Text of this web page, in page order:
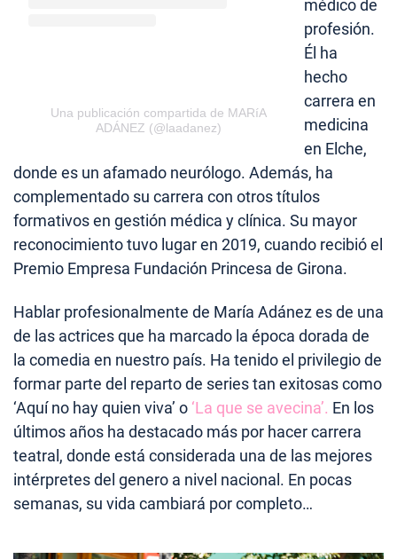
Una publicación compartida de MARíA
ADÁNEZ (@laadanez)
médico de
profesión.
Él ha
hecho
carrera en
medicina
en Elche,
donde es un afamado neurólogo. Además, ha
complementado su carrera con otros títulos
formativos en gestión médica y clínica. Su mayor
reconocimiento tuvo lugar en 2019, cuando recibió el
Premio Empresa Fundación Princesa de Girona.
Hablar profesionalmente de María Adánez es de una
de las actrices que ha marcado la época dorada de
la comedia en nuestro país. Ha tenido el privilegio de
formar parte del reparto de series tan exitosas como
‘Aquí no hay quien viva’ o ‘La que se avecina’. En los
últimos años ha destacado más por hacer carrera
teatral, donde está considerada una de las mejores
intérpretes del genero a nivel nacional. En pocas
semanas, su vida cambiará por completo…